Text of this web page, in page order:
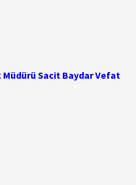
Sacit Baydar Vefat